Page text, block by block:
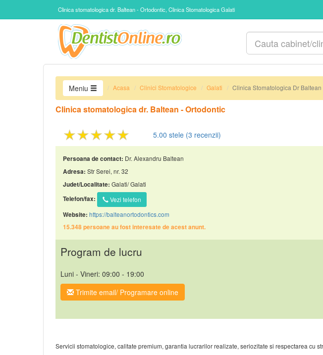
Clinica stomatologica dr. Baltean - Ortodontic, Clinica Stomatologica Galati
Meniu Acasa Clinici Stomatologice Galati Clinica Stomatologica Dr Baltean
Clinica stomatologica dr. Baltean - Ortodontic
★★★★★ 5.00 stele (3 recenzii)
Persoana de contact: Dr. Alexandru Baltean
Adresa: Str Serei, nr. 32
Judet/Localitate: Galati/ Galati
Telefon/fax:
Vezi telefon
Website: https://balteanortodontics.com
15.348 persoane au fost interesate de acest anunt.
Program de lucru
Luni - Vineri: 09:00 - 19:00
Trimite email/ Programare online
Servicii stomatologice, calitate premium, garantia lucrarilor realizate, seriozitate si respectarea cu